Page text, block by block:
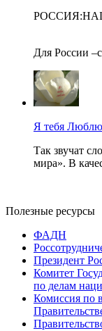
Для России
Я тебя Люблю
Так звучат
мира». В
Полезные ресурсы
ФАДН
Президент
Комитет
по делам
Комиссия по